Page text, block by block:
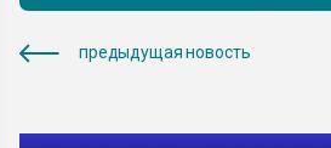
предыдущая новость